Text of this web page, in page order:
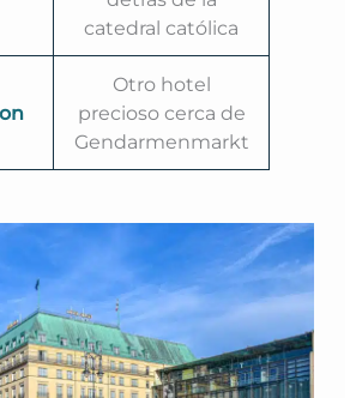
catedral católica
Otro hotel
precioso cerca de
Gendarmenmarkt